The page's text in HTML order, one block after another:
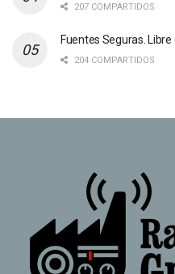
207 COMPARTIDOS
Fuentes Seguras.
204 COMPARTIDOS